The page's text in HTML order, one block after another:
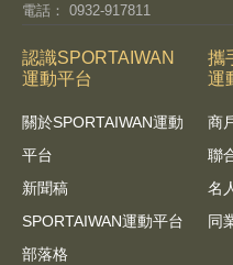
電話： 0932-917811
認識SPORTAIWAN
運動平台
關於SPORTAIWAN運動
平台
新聞稿
SPORTAIWAN運動平台
部落格
攜
運
商
聯
名
同